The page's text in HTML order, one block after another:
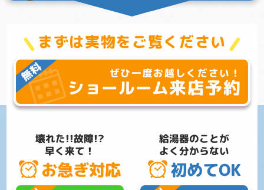
まずは実物をご覧ください
壊れた!!故障!?
早く来て！
お急ぎ対応
給湯器のことが
よく分からない
初めてOK
ぜひ一度お越しください！
ショールーム来店予約